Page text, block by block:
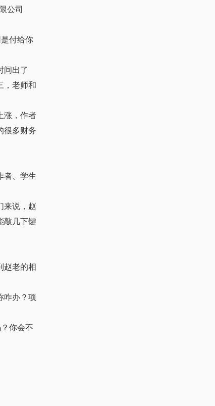
公司
付给你
间出了
，老师和
涨，作者
很多财务
者、学生
来说，赵
敲几下键
赵老的相
咋办？项
你会不